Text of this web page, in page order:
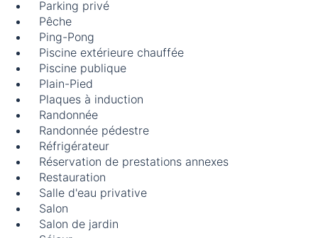
Parking privé
Pêche
Ping-Pong
Piscine extérieure chauffée
Piscine publique
Plain-Pied
Plaques à induction
Randonnée
Randonnée pédestre
Réfrigérateur
Réservation de prestations annexes
Restauration
Salle d'eau privative
Salon
Salon de jardin